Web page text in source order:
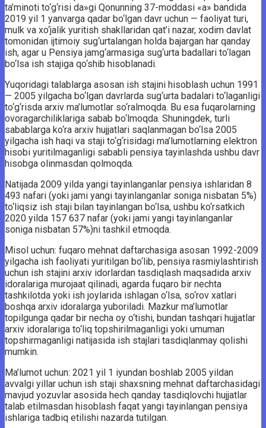
ta’minoti to‘g‘risi da»gi Qonunning 37-moddasi «a» bandida
2019 yil 1 yanvarga qadar bo‘lgan davr uchun — faoliyat turi,
mulk va xo‘jalik yuritish shakllaridan qat’i nazar, xodim davlat
tomonidan ijtimoiy sug‘urtalangan holda bajargan har qanday
ish, agar u Pensiya jamg‘armasiga sug‘urta badallari to‘lagan
bo‘lsa ish stajiga qo‘shib hisoblanadi.
Yuqoridagi talablarga asosan ish stajini hisoblash uchun 1991
— 2005 yilgacha bo‘lgan davrlarda sug‘urta badalari to‘laganligi
to‘g‘risda arxiv ma’lumotlar so‘ralmoqda. Bu esa fuqarolarning
ovoragarchiliklariga sabab bo‘lmoqda. Shuningdek, turli
sabablarga ko‘ra arxiv hujjatlari saqlanmagan bo‘lsa 2005
yilgacha ish haqi va staji to‘g‘risidagi ma’lumotlarning elektron
hisobi yuritilmaganligi sababli pensiya tayinlashda ushbu davr
hisobga olinmasdan qolmoqda.
Natijada 2009 yilda yangi tayinlanganlar pensiya ishlaridan 8
493 nafari (yoki jami yangi tayinlanganlar soniga nisbatan 5%)
to‘liqsiz ish staji bilan tayinlangan bo‘lsa, ushbu ko‘rsatkich
2020 yilda 157 637 nafar (yoki jami yangi tayinlanganlar
soniga nisbatan 57%)ni tashkil etmoqda.
Misol uchun: fuqaro mehnat daftarchasiga asosan 1992-2009
yilgacha ish faoliyati yuritilgan bo‘lib, pensiya rasmiylashtirish
uchun ish stajini arxiv idorlardan tasdiqlash maqsadida arxiv
idoralariga murojaat qilinadi, agarda fuqaro bir nechta
tashkilotda yoki ish joylarida ishlagan o‘lsa, so‘rov xatlari
boshqa arxiv idoralarga yuboriladi. Mazkur ma’lumotlar
topilgunga qadar bir necha oy o‘tishi, bundan tashqari hujjatlar
arxiv idoralariga to‘liq topshirilmaganligi yoki umuman
topshirmaganligi natijasida ish stajlari tasdiqlanmay qolishi
mumkin.
Ma’lumot uchun: 2021 yil 1 iyundan boshlab 2005 yildan
avvalgi yillar uchun ish staji shaxsning mehnat daftarchasidagi
mavjud yozuvlar asosida hech qanday tasdiqlovchi hujjatlar
talab etilmasdan hisoblash faqat yangi tayinlangan pensiya
ishlariga tadbiq etilishi nazarda tutilgan.